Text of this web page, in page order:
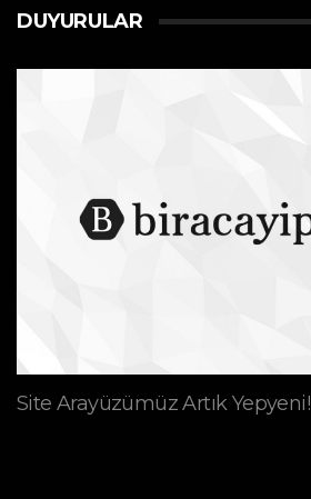
DUYURULAR
Site Arayüzümüz Artık Yepyeni!